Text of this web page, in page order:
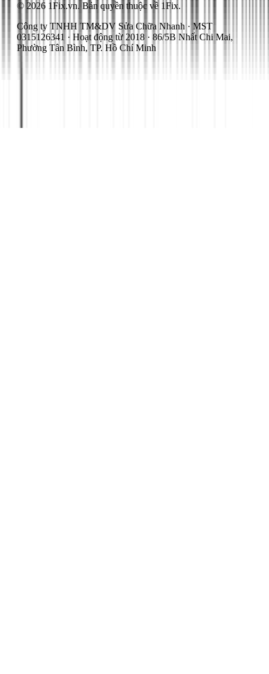
© 2026 1Fix.vn. Bản quyền thuộc về 1Fix.
Công ty TNHH TM&DV Sửa Chữa Nhanh · MST
0315126341 · Hoạt động từ 2018 · 86/5B Nhất Chi Mai,
Phường Tân Bình, TP. Hồ Chí Minh